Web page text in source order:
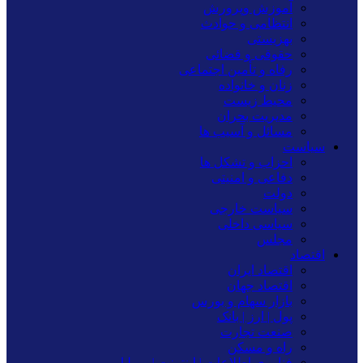
آموزش وپرورش
انتظامی و حوادث
بهزیستی
حقوقی و قضائی
رفاه و تأمین اجتماعی
زنان و خانواده
محیط زیست
مدیریت بحران
مسائل و آسیب ها
سیاست
احزاب و تشکل ها
دفاعی و امنیتی
دولت
سیاست خارجی
سیاسی داخلی
مجلس
اقتصاد
اقتصاد ایران
اقتصاد جهان
بازار سهام و بورس
پول | ارز | بانک
صنعت تجارت
راه و مسکن